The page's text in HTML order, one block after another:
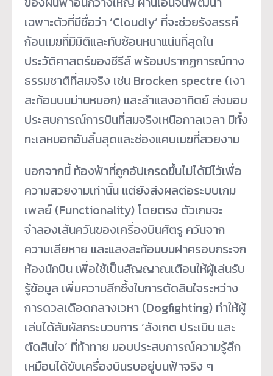
เฉพาะตัวที่มีชื่อว่า ‘Cloudly’ ที่จะช่วยรังสรรค์
ก้อนเมฆที่มีมิติและทับซ้อนหนาแน่นที่สุดใน
ประวัติศาสตร์ของซีรีส์ พร้อมปรากฏการณ์ทาง
ธรรมชาติที่สมจริง เช่น Brocken spectre (เงา
สะท้อนบนม่านหมอก) และลำแสงอาทิตย์ ส่งมอบ
ประสบการณ์การบินที่สมจริงเหนือกาลเวลา มีทั้ง
ทะเลหมอกอันสิ้นสุดและช่องแคบเมฆที่สวยงาม
นอกจากนี้ ท้องฟ้าที่ถูกอัปเกรดขึ้นไม่ได้มีไว้เพื่อ
ความสวยงามเท่านั้น แต่ยังส่งผลต่อระบบเกม
เพลย์ (Functionality) โดยตรง ตัวเกมจะ
จำลองเส้นควันของเครื่องบินศัตรู ควันจาก
ความเสียหาย และแสงสะท้อนบนฝาครอบกระจก
ห้องนักบิน เพื่อใช้เป็นสัญญาณเตือนให้ผู้เล่นรับ
รู้ข้อมูล เพิ่มความลึกซึ้งในการตัดสินใจระหว่าง
การดวลเดือดกลางเวหา (Dogfighting) ทำให้ผู้
เล่นได้สัมผัสกระบวนการ ‘สังเกต ประเมิน และ
ตัดสินใจ’ ที่ท้าทาย มอบประสบการณ์ความรู้สึก
เหมือนได้ขับเครื่องบินรบอยู่บนฟ้าจริง ๆ